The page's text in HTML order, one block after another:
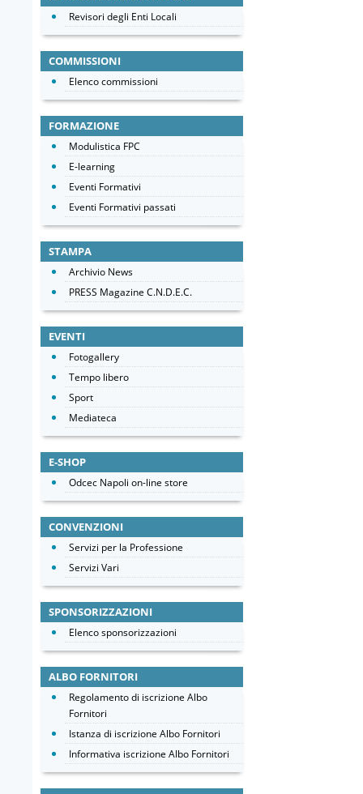
Revisori degli Enti Locali
COMMISSIONI
Elenco commissioni
FORMAZIONE
Modulistica FPC
E-learning
Eventi Formativi
Eventi Formativi passati
STAMPA
Archivio News
PRESS Magazine C.N.D.E.C.
EVENTI
Fotogallery
Tempo libero
Sport
Mediateca
E-SHOP
Odcec Napoli on-line store
CONVENZIONI
Servizi per la Professione
Servizi Vari
SPONSORIZZAZIONI
Elenco sponsorizzazioni
ALBO FORNITORI
Regolamento di iscrizione Albo
Fornitori
Istanza di iscrizione Albo Fornitori
Informativa iscrizione Albo Fornitori